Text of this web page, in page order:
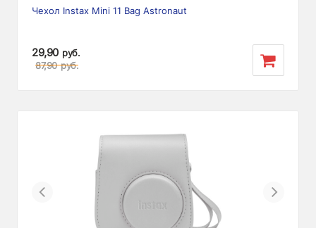
Чехол Instax Mini 11 Bag Astronaut
29,90 руб.
87,90 руб.
Previous Next